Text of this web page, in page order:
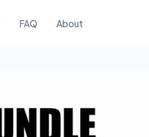
FAQ About